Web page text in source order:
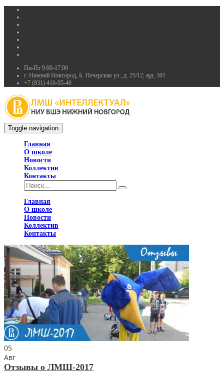
Пн-Пт 9:00-17:00
г. Нижний Новгород, Б. Печерская ул., д. 25/12, ауд. 301
+7 (831) 416-95-40
Toggle navigation
Главная
О школе
Новости
Коллектив
Контакты
Главная
О школе
Новости
Коллектив
Контакты
05
Авг
Отзывы о ЛМШ-2017